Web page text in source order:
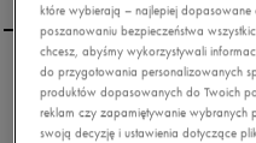
NIKE KURTKA NIKE RU
HERITAGE
które wybierają – najlepiej dopasowane
poszanowaniu bezpieczeństwa
chcesz, abyśmy wykorzystywali
do przygotowania personalizowanych
produktów dopasowanych do Twoich
reklam czy zapamiętywanie wybranych
swoją decyzję i ustawienia dotyczące